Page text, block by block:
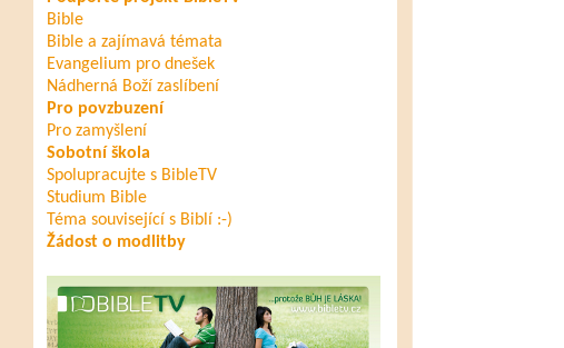
Bible
Bible a zajímavá témata
Evangelium pro dnešek
Nádherná Boží zaslíbení
Pro povzbuzení
Pro zamyšlení
Sobotní škola
Spolupracujte s BibleTV
Studium Bible
Téma související s Biblí :-)
Žádost o modlitby